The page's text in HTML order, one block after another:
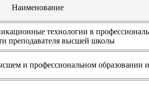
Наименование
технологии в
преподавателя высшей школы
и профессиональном образовании